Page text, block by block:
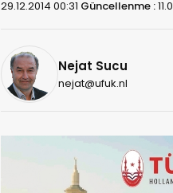
29.12.2014 00:31 Güncellenme :
Nejat Sucu
nejat@ufuk.nl